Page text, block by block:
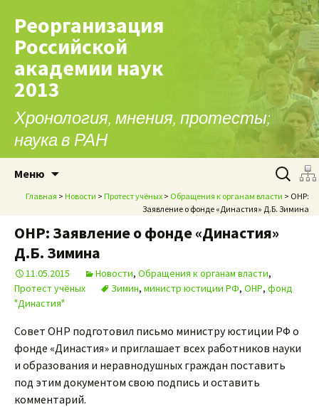
Реорганизация
Российской
академии наук
2013
Хронология, мнения, протесты;
наука в РАН
Меню Найти:
Главная > Новости > Протест учёных > Обращения к органам власти > ОНР:
Заявление о фонде «Династия» Д.Б. Зимина
ОНР: Заявление о фонде «Династия»
Д.Б. Зимина
11.05.2015 Новости, Обращения к органам власти,
Протест учёных
Зимин, министр юстиции РФ, ОНР, фонд
"Династия"
Совет ОНР подготовил письмо министру юстиции РФ о
фонде «Династия» и приглашает всех работников науки
и образования и неравнодушных граждан поставить
под этим документом свою подпись и оставить
комментарий.